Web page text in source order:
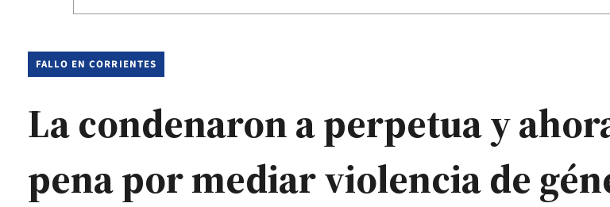
FALLO EN CORRIENTES
La condenaron a perpetua y
pena por mediar violencia de